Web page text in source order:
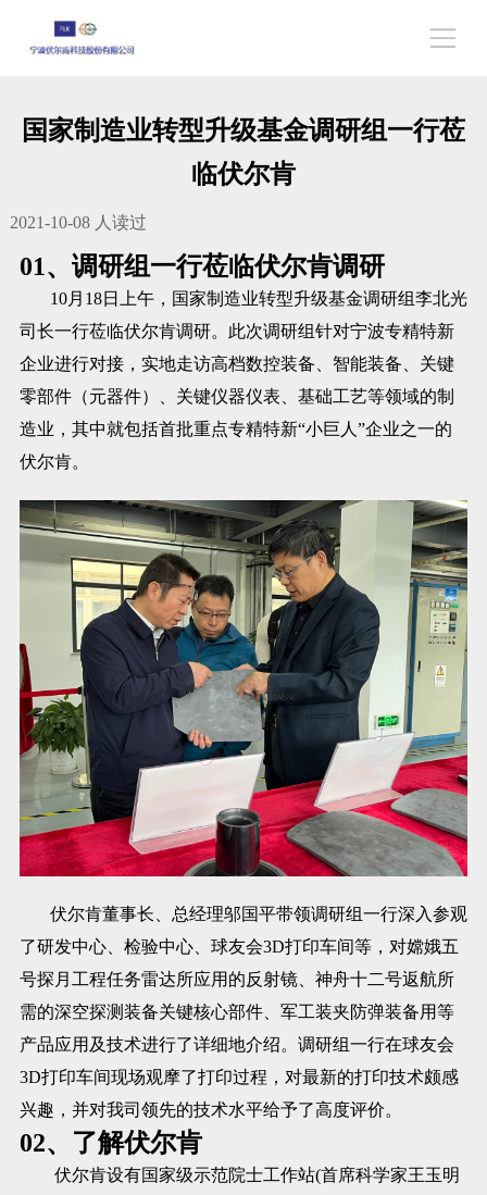
国家制造业转型升级基金调研组一行莅
临伏尔肯
2021-10-08 人读过
01、调研组一行莅临伏尔肯调研
10月18日上午，国家制造业转型升级基金调研组李北光
司长一行莅临伏尔肯调研。此次调研组针对宁波专精特新
企业进行对接，实地走访高档数控装备、智能装备、关键
零部件（元器件）、关键仪器仪表、基础工艺等领域的制
造业，其中就包括首批重点专精特新“小巨人”企业之一的
伏尔肯。
伏尔肯董事长、总经理邬国平带领调研组一行深入参观
了研发中心、检验中心、球友会3D打印车间等，对嫦娥五
号探月工程任务雷达所应用的反射镜、神舟十二号返航所
需的深空探测装备关键核心部件、军工装夹防弹装备用等
产品应用及技术进行了详细地介绍。调研组一行在球友会
3D打印车间现场观摩了打印过程，对最新的打印技术颇感
兴趣，并对我司领先的技术水平给予了高度评价。
02、了解伏尔肯
伏尔肯设有国家级示范院士工作站(首席科学家王玉明